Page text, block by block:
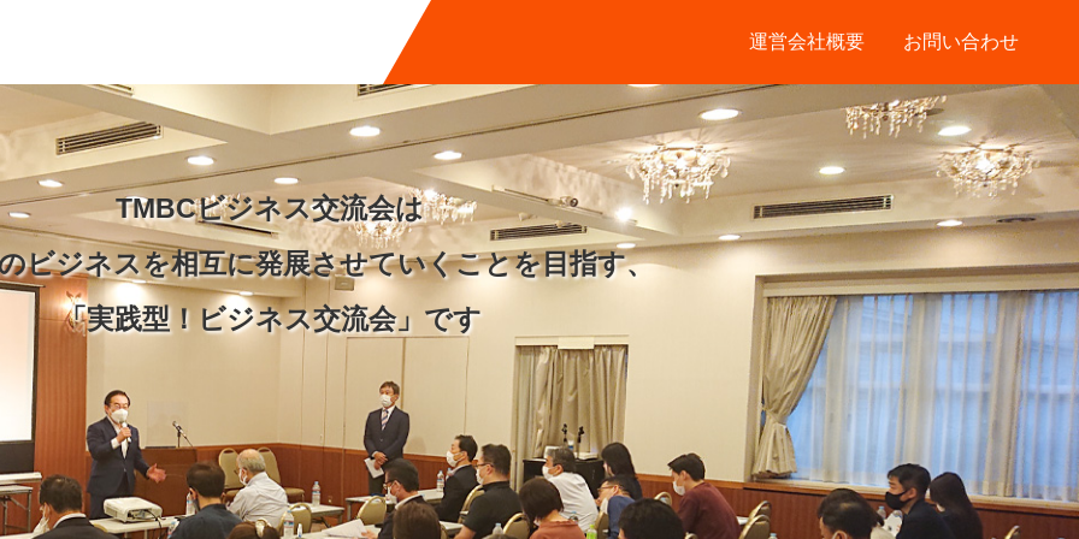
運営会社概要 お問い合わせ
TMBCビジネス交流会は
ビジネスを相互に発展させていくことを目指す、
「実践型！ビジネス交流会」です